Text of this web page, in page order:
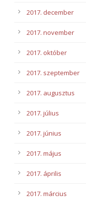
2017. december
2017. november
2017. október
2017. szeptember
2017. augusztus
2017. július
2017. június
2017. május
2017. április
2017. március